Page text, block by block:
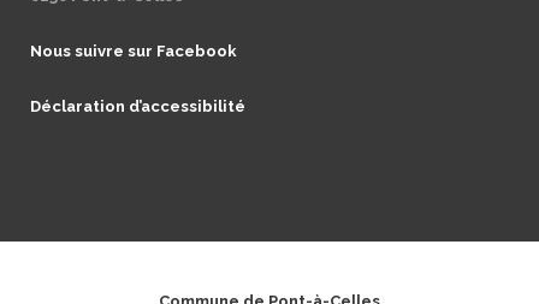
Nous suivre sur Facebook
Déclaration d’accessibilité